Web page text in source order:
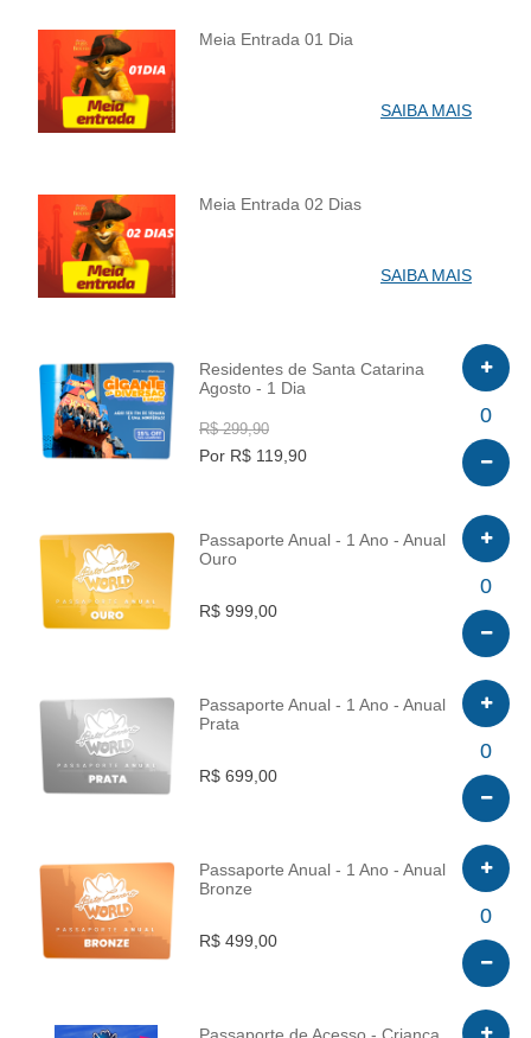
INFO
Meia Entrada 01 Dia
SAIBA MAIS
INFO
Meia Entrada 02 Dias
SAIBA MAIS
INFO
Residentes de Santa Catarina
Agosto - 1 Dia
R$ 299,90
Por R$ 119,90
0
INFO
Passaporte Anual - 1 Ano - Anual
Ouro
R$ 999,00
0
INFO
Passaporte Anual - 1 Ano - Anual
Prata
R$ 699,00
0
INFO
Passaporte Anual - 1 Ano - Anual
Bronze
R$ 499,00
0